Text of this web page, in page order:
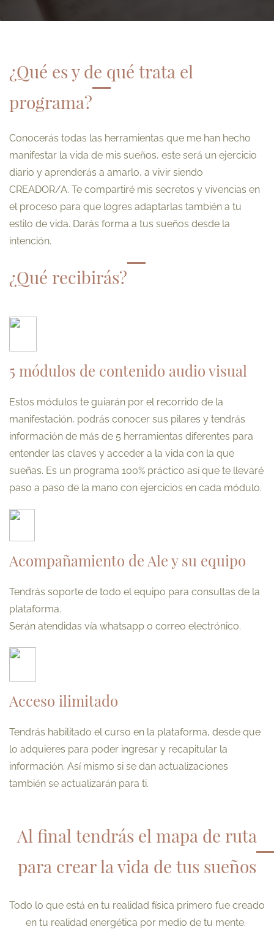
¿Qué es y de qué trata el
programa?
Conocerás todas las herramientas que me han hecho
manifestar la vida de mis sueños, este será un ejercicio
diario y aprenderás a amarlo, a vivir siendo
CREADOR/A. Te compartiré mis secretos y vivencias en
el proceso para que logres adaptarlas también a tu
estilo de vida. Darás forma a tus sueños desde la
intención.
¿Qué recibirás?
5 módulos de contenido audio visual
Estos módulos te guiarán por el recorrido de la
manifestación, podrás conocer sus pilares y tendrás
información de más de 5 herramientas diferentes para
entender las claves y acceder a la vida con la que
sueñas. Es un programa 100% práctico así que te llevaré
paso a paso de la mano con ejercicios en cada módulo.
Acompañamiento de Ale y su equipo
Tendrás soporte de todo el equipo para consultas de la
plataforma.
Serán atendidas vía whatsapp o correo electrónico.
Acceso ilimitado
Tendrás habilitado el curso en la plataforma, desde que
lo adquieres para poder ingresar y recapitular la
información. Así mismo si se dan actualizaciones
también se actualizarán para ti.
Al final tendrás el mapa de ruta
para crear la vida de tus sueños
Todo lo que está en tu realidad física primero fue creado
en tu realidad energética por medio de tu mente.